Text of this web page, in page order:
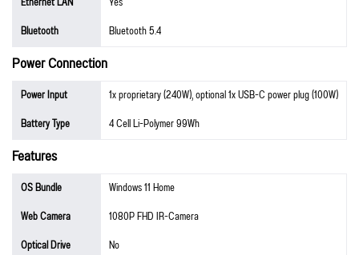
Bluetooth
Bluetooth 5.4
Power Connection
Power Input
1x proprietary (240W), optional 1x USB-C power plug (100W)
Battery Type
4 Cell Li-Polymer 99Wh
Features
OS Bundle
Windows 11 Home
Web Camera
1080P FHD IR-Camera
Optical Drive
No